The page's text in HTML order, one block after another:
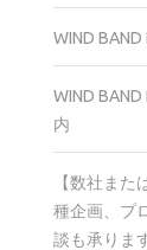
WIND
WIND
内
【数社ま
種企画、プ
談も承りま